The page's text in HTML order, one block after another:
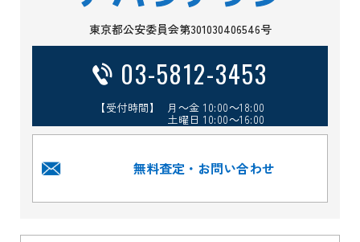
東京都公安委員会第301030406546号
03-5812-3453
【受付時間】 月～金 10:00～18:00
土曜日 10:00～16:00
無料査定・お問い合わせ